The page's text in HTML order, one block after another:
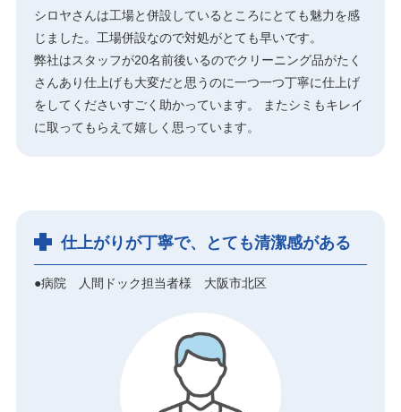
シロヤさんは工場と併設しているところにとても魅力を感
じました。工場併設なので対処がとても早いです。
弊社はスタッフが20名前後いるのでクリーニング品がたく
さんあり仕上げも大変だと思うのに一つ一つ丁寧に仕上げ
をしてくださいすごく助かっています。 またシミもキレイ
に取ってもらえて嬉しく思っています。
仕上がりが丁寧で、とても清潔感がある
●病院 人間ドック担当者様 大阪市北区